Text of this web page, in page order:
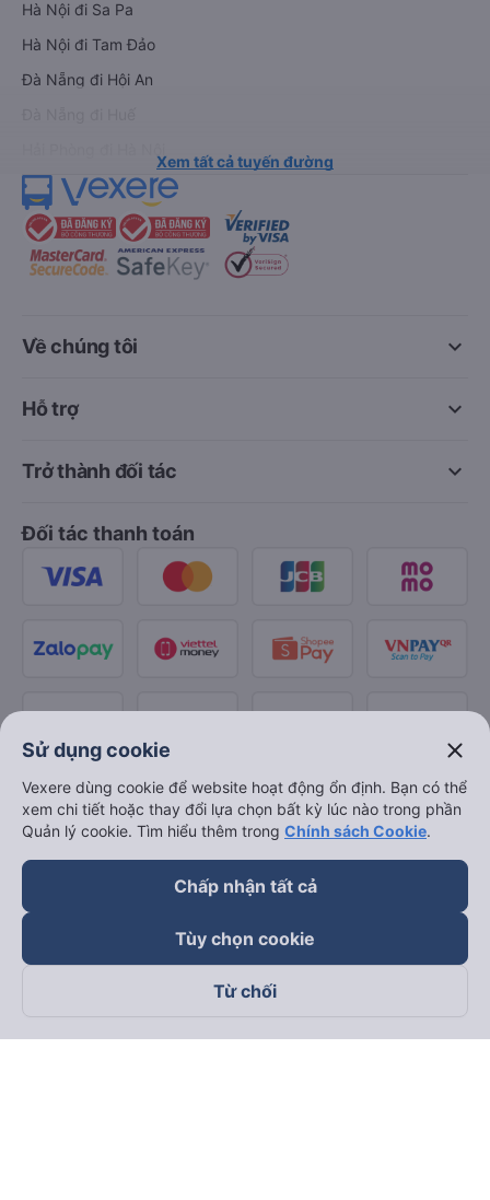
Hà Nội đi Sa Pa
Hà Nội đi Tam Đảo
Đà Nẵng đi Hội An
Xem tất cả tuyến đường
keyboard_arrow_down
Về chúng tôi
keyboard_arrow_down
Hỗ trợ
keyboard_arrow_down
Trở thành đối tác
Đối tác thanh toán
Theo dõi chúng tôi trên
Sử dụng cookie close
Vexere dùng cookie để website hoạt động ổn định. Bạn có thể
xem chi tiết hoặc thay đổi lựa chọn bất kỳ lúc nào trong phần
Quản lý cookie. Tìm hiểu thêm trong Chính sách Cookie.
Chấp nhận tất cả
Tùy chọn cookie
Từ chối